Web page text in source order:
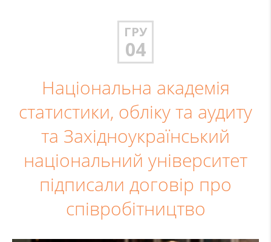
ГРУ
04
Національна академія
статистики, обліку та аудиту
та Західноукраїнський
національний університет
підписали договір про
співробітництво